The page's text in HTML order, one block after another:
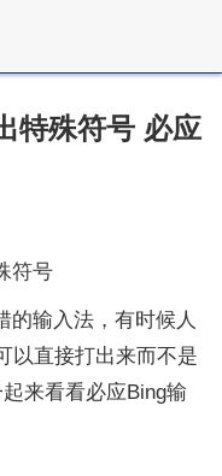
特殊符号 必应
符号
的输入法，有时候人
以直接打出来而不是
来看看必应Bing输